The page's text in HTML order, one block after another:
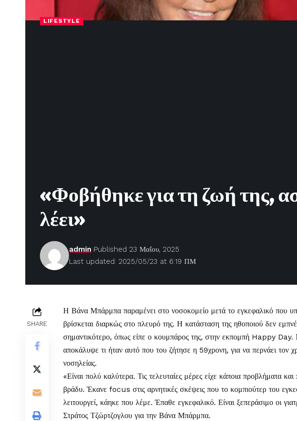
LIFESTYLE
«Φοβήθηκε για τη ζωή της,
λέει»
Last updated: 2025/05/23 at 6:19 ΠΜ
admin Published 23 Μαΐου, 2025
SHARE
Η Βάνα Μπάρμπα παραμένει στο νοσοκομείο μετά το εγκεφαλικό που
βρίσκεται διαρκώς στο πλευρό της. Η κατάσταση της ηθοποιού δεν
σημαντικότερο, όπως είπε ο κουμπάρος της, στην εκπομπή Happy Day.
αποκάλυψε τι ήταν αυτό που του ζήτησε η 59χρονη, για να περνάει τον
νοσηλείας.
«Είναι πολύ καλύτερα. Τις τελευταίες μέρες είχε κάποια προβλήματα
βράδυ. Έκανε focus στις αρνητικές σκέψεις που το κομπιούτερ του
λειτουργεί, κάηκε που λέμε. Έπαθε εγκεφαλικό. Είναι ξεπεράσιμο οι
Στράτος Τζώρτζογλου για την Βάνα Μπάρμπα.